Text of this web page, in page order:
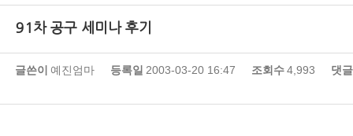
91차 공구 세미나 후기
글쓴이 예진엄마 등록일 2003-03-20 16:47 조회수4,993 댓글